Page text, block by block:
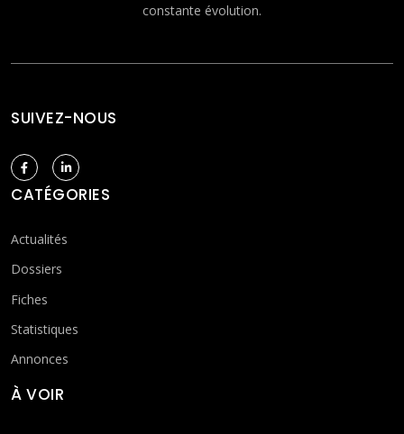
constante évolution.
SUIVEZ-NOUS
CATÉGORIES
Actualités
Dossiers
Fiches
Statistiques
Annonces
À VOIR